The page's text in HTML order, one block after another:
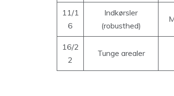
11/1
6
Indkørsler
(robusthed)
16/2
2
Tunge arealer